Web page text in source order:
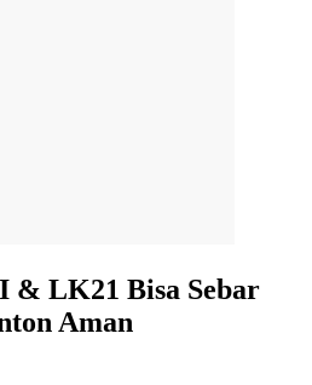
LK21 Bisa Sebar
Aman